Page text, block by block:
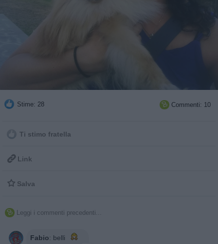
Stime: 28  Commenti: 10
Ti stimo fratella
 Link
 Salva
 Leggi i commenti precedenti...
Fabio: belli